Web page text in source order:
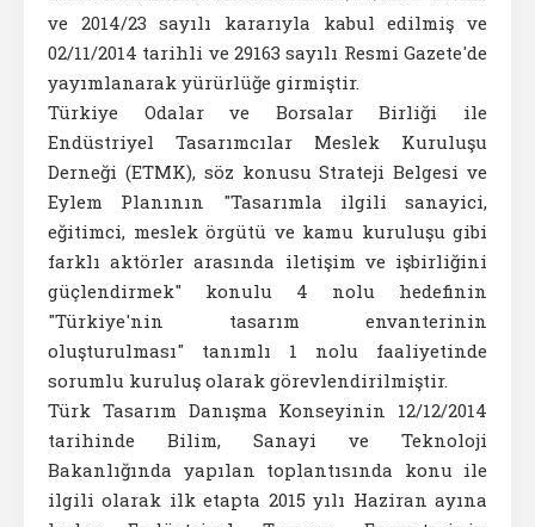
ve 2014/23 sayılı kararıyla kabul edilmiş ve
02/11/2014 tarihli ve 29163 sayılı Resmi Gazete'de
yayımlanarak yürürlüğe girmiştir.
Türkiye Odalar ve Borsalar Birliği ile
Endüstriyel Tasarımcılar Meslek Kuruluşu
Derneği (ETMK), söz konusu Strateji Belgesi ve
Eylem Planının "Tasarımla ilgili sanayici,
eğitimci, meslek örgütü ve kamu kuruluşu gibi
farklı aktörler arasında iletişim ve işbirliğini
güçlendirmek" konulu 4 nolu hedefinin
"Türkiye'nin tasarım envanterinin
oluşturulması" tanımlı 1 nolu faaliyetinde
sorumlu kuruluş olarak görevlendirilmiştir.
Türk Tasarım Danışma Konseyinin 12/12/2014
tarihinde Bilim, Sanayi ve Teknoloji
Bakanlığında yapılan toplantısında konu ile
ilgili olarak ilk etapta 2015 yılı Haziran ayına